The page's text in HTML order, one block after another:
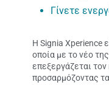
Γίνετε
Η Signia Xperience
οποία με το νέο
επεξεργάζεται
προσαρμόζοντας